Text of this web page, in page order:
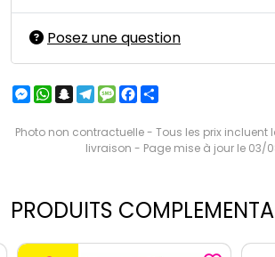
Posez une question
Messenger
WhatsApp
Snapchat
Telegram
MessageFacebook
Photo non contractuelle - Tous les prix incluent
livraison - Page mise à jour le 03/
PRODUITS